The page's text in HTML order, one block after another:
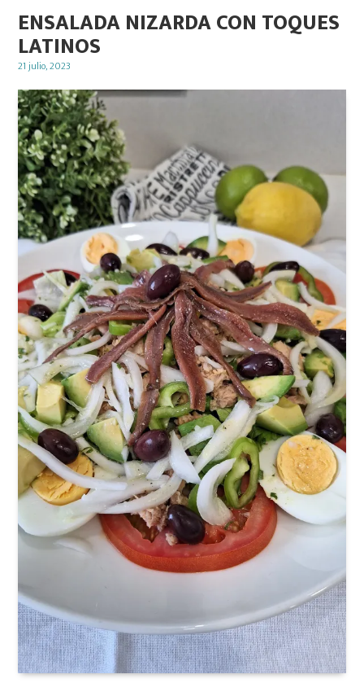
ENSALADA NIZARDA CON TOQUES
LATINOS
Posted
21 julio, 2023